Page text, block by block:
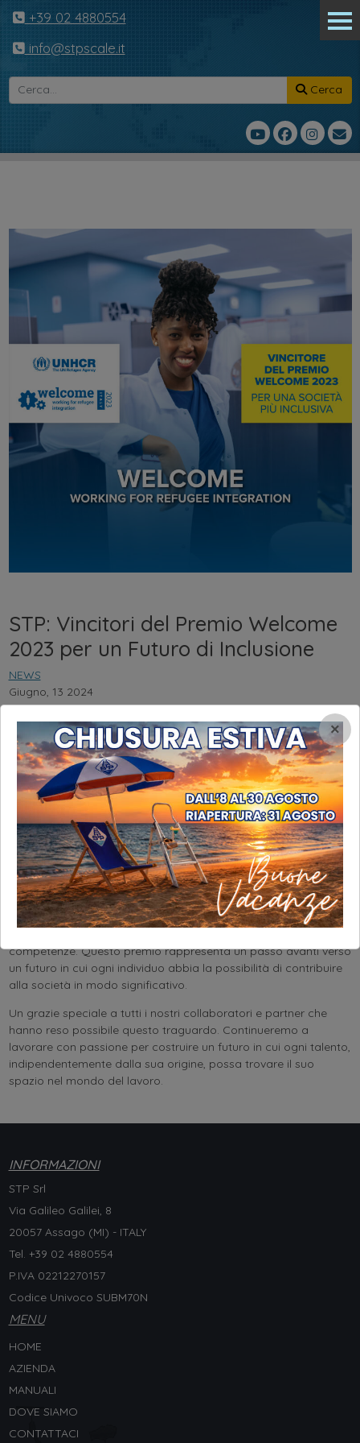
+39 02 4880554
info@stpscale.it
Cerca
STP: Vincitori del Premio Welcome
2023 per un Futuro di Inclusione
NEWS
Giugno, 13 2024
Siamo lieti di comunicarvi che STP ha ricevuto il prestigioso
premio “Welcome 2023” dall’UNHCR ,l’Agenzia ONU per i
Rifugiati,per il nostro impegno verso una società più inclusiva.
Questo riconoscimento sottolinea l’opportunità di lavoro e
integrazione per i rifugiati, per evidenziare l’importanza di creare
opportunità lavorative eque e accessibili per tutti,
indipendentemente dal loro background con l’obbietivo di
innovazione e crescita nel mondo del lavoro. 🌍
Questo premio celebra le aziende e le organizzazioni che si
distinguono nell’integrare i rifugiati nel mondo del lavoro e altro.
L’impegno di STP è quello di continuare a creare opportunità
lavorative, non solo per migliorare la vita delle persone coinvolte
competenze. Questo premio rappresenta un passo avanti verso
un futuro in cui ogni individuo abbia la possibilità di contribuire
alla società in modo significativo.
Un grazie speciale a tutti i nostri collaboratori e partner che
hanno reso possibile questo traguardo. Continueremo a
lavorare con passione per costruire un futuro in cui ogni talento,
indipendentemente dalla sua origine, possa trovare il suo
spazio nel mondo del lavoro.
INFORMAZIONI
STP Srl
Via Galileo Galilei, 8
20057 Assago (MI) - ITALY
Tel. +39 02 4880554
P.IVA 02212270157
Codice Univoco SUBM70N
MENU
HOME
AZIENDA
MANUALI
DOVE SIAMO
CONTATTACI
×